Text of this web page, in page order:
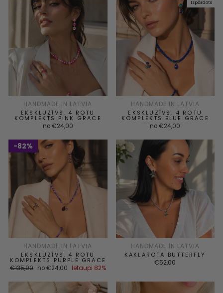
HANDMADE IN LATVIA
EKSKLUZĪVS. 4 ROTU
KOMPLEKTS PINK GRACE
no €24,00
Izpārdots
HANDMADE IN LATVIA
EKSKLUZĪVS. 4 ROTU
KOMPLEKTS BLUE GRACE
no €24,00
82%
HANDMADE IN LATVIA
EKSKLUZĪVS. 4 ROTU
KOMPLEKTS PURPLE GRACE
Parastā
cena
€135,00 Akcijas
no €24,00 Ietaupi 82%
HANDMADE IN LATVIA
KAKLAROTA BUTTERFLY
€52,00